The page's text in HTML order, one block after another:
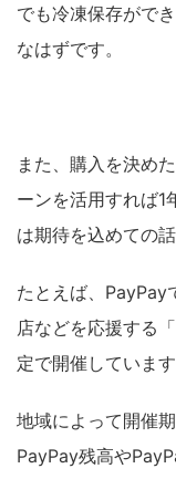
でも冷凍保存がで
なはずです。
また、購入を決め
ーンを活用すれば1
は期待を込めての
たとえば、PayPay
店などを応援する
定で開催しています
地域によって開催
PayPay残高や